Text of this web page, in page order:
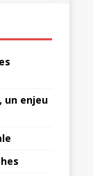
un enjeu